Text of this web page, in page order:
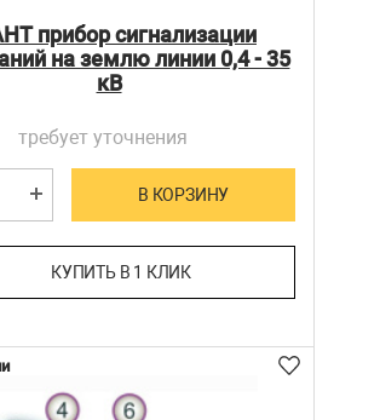
прибор сигнализации
на землю линии 0,4 - 35
кВ
требует уточнения
В КОРЗИНУ
КУПИТЬ В 1 КЛИК